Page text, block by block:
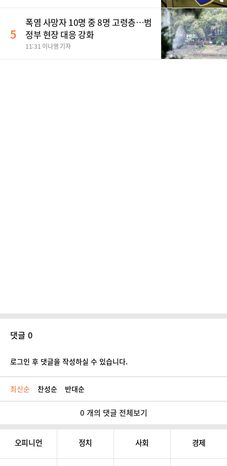
5
폭염 사망자 10명 중 8명 고령층…범
정부 현장 대응 강화
11:31 이나영 기자
댓글 0
로그인 후 댓글을 작성하실 수 있습니다.
최신순 찬성순 반대순
0 개의 댓글 전체보기
오피니언 정치 사회 경제